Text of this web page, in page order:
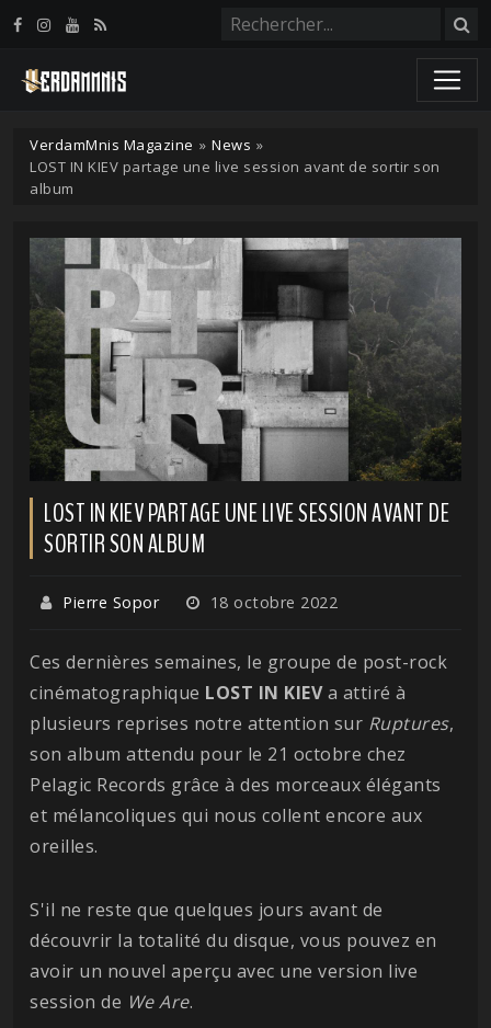
VerdamMnis Magazine » News »
LOST IN KIEV partage une live session avant de sortir son
album
LOST IN KIEV PARTAGE UNE LIVE SESSION AVANT DE
SORTIR SON ALBUM
Pierre Sopor 18 octobre 2022
Ces dernières semaines, le groupe de post-rock
cinématographique LOST IN KIEVa attiré à
plusieurs reprises notre attention sur Ruptures,
son album attendu pour le 21 octobre chez
Pelagic Records grâce à des morceaux élégants
et mélancoliques qui nous collent encore aux
oreilles.
S'il ne reste que quelques jours avant de
découvrir la totalité du disque, vous pouvez en
avoir un nouvel aperçu avec une version live
session de We Are.
Panneau de gestion des cookies